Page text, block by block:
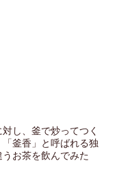
し、釜で炒ってつく
釜香」と呼ばれる独
お茶を飲んでみた